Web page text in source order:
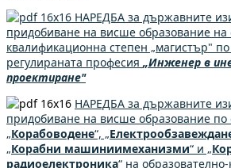
НАРЕДБА за държавните
придобиване на висше образование на
квалификационна степен „магистър"
регулираната професия „Инженер в
проектиране"
НАРЕДБА за държавните
придобиване на висше образование по
„Корабоводене“, „
„Корабни машиниимеханизми“ и „
радиоелектроника“ на